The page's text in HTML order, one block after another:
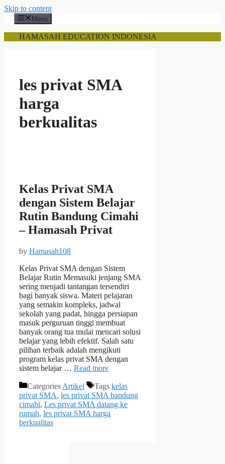
Skip to content
Menu
HAMASAH EDUCATION INDONESIA
les privat SMA
harga
berkualitas
Kelas Privat SMA
dengan Sistem Belajar
Rutin Bandung Cimahi
– Hamasah Privat
by Hamasah108
Kelas Privat SMA dengan Sistem
Belajar Rutin Memasuki jenjang SMA
sering menjadi tantangan tersendiri
bagi banyak siswa. Materi pelajaran
yang semakin kompleks, jadwal
sekolah yang padat, hingga persiapan
masuk perguruan tinggi membuat
banyak orang tua mulai mencari solusi
belajar yang lebih efektif. Salah satu
pilihan terbaik adalah mengikuti
program kelas privat SMA dengan
sistem belajar … Read more
Categories Artikel Tags kelas
privat SMA, les privat SMA bandung
cimahi, Les privat SMA datang ke
rumah, les privat SMA harga
berkualitas